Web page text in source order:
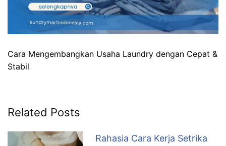
Cara Mengembangkan Usaha Laundry dengan Cepat &
Stabil
Related Posts
Rahasia Cara Kerja Setrika